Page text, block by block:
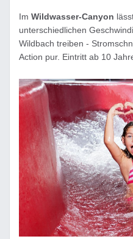
Im Wildwasser-Canyon
unterschiedlichen
Wildbach treiben -
Action pur. Eintritt ab 10